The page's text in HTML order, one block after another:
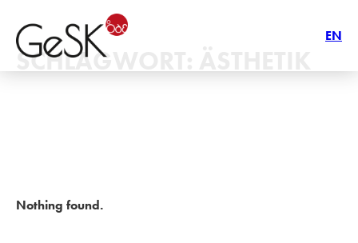
EN
SCHLAGWORT:
Nothing found.